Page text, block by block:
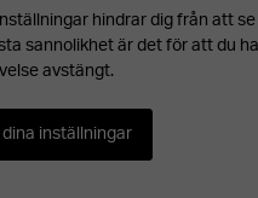
hindrar dig från att se
sannolikhet är det för att du
avstängt.
inställningar